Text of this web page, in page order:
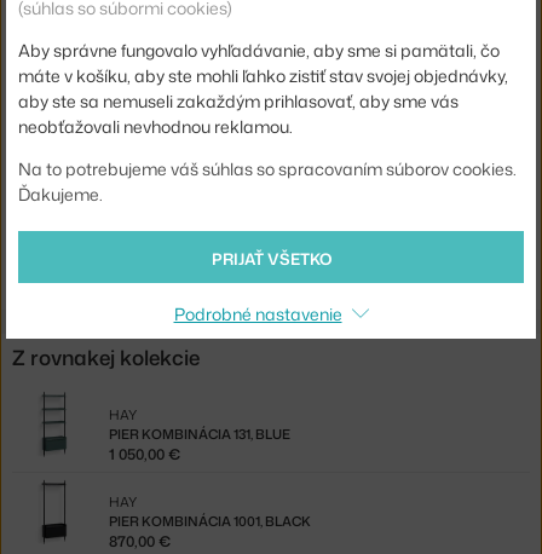
Šírka:
82 cm
Farba:
modrá
Materiál:
hliník, práškovo lakovaná oceľ
Komponenty systému: hotové konfigurácie
Kód produktu
HAY-AB849-B520-AI80
Jste z Česka? Přejděte naPier kombinace 11, blue
Shopping from the EU? Switch toPier Combination 11, blue
Z rovnakej kolekcie
PIER KOMBINÁCIA 131, BLUE
HAY
1 050,00 €
PIER KOMBINÁCIA 1001, BLACK
HAY
870,00 €
(súhlas so súbormi cookies)
Aby správne fungovalo vyhľadávanie, aby sme si pamätali, čo
máte v košíku, aby ste mohli ľahko zistiť stav svojej objednávky,
aby ste sa nemuseli zakaždým prihlasovať, aby sme vás
neobťažovali nevhodnou reklamou.
Na to potrebujeme váš súhlas so spracovaním súborov cookies.
Ďakujeme.
PRIJAŤ VŠETKO
Podrobné nastavenie